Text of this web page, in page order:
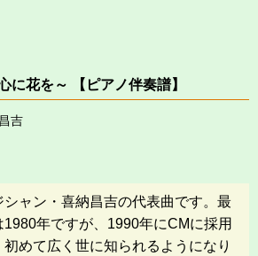
に花を～ 【ピアノ伴奏譜】
吉
ャン・喜納昌吉の代表曲です。最
年ですが、1990年にCMに採用
めて広く世に知られるようになり